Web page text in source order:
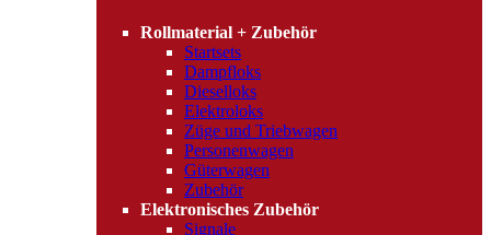
Rollmaterial + Zubehör
Startsets
Dampfloks
Dieselloks
Elektroloks
Züge und Triebwagen
Personenwagen
Güterwagen
Zubehör
Elektronisches Zubehör
Signale